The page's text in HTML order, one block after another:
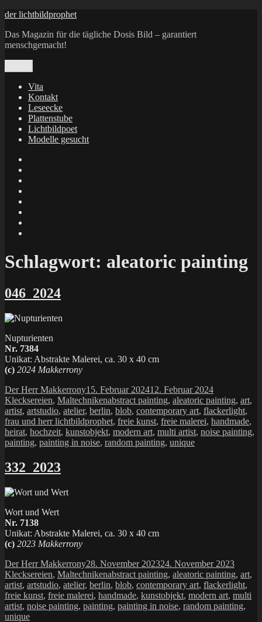
Zum
springen
der lichtbildprophet
Das Magazin für die tägliche Dosis Bild – garantiert
menschgemacht!
Vita
Kontakt
Leseecke
Plattenstube
Lichtbildpoet
Modelle gesucht
X
Schlagwort: aleatoric painting
046_2024
Nupturienten
Nr. 7384
Unikat: Abstrakte Malerei, ca. 30 x 40 cm
(c) 2024 Makkerrony
Autor
Der Herr MakkerronyVeröffentlicht
am
15. Februar 202412. Februar 2024Kategorien
Klecksereien, MaltechnikenSchlagwörter
abstract painting, aleatoric painting, art,
artist, artstudio, atelier, berlin, blob, contemporary art, flackerlight,
frau und herr lichtbildprophet, freie kunst, freie malerei, handmade,
heirat, hochzeit, kunstobjekt, modern art, multi artist, noise painting,
painting, painting in noise, random painting, unique
332_2023
Wort und Wert
Nr. 7138
Unikat: Abstrakte Malerei, ca. 30 x 40 cm
(c) 2023 Makkerrony
Autor
Der Herr MakkerronyVeröffentlicht
am
28. November 202324. November 2023
Klecksereien, MaltechnikenSchlagwörter
abstract painting, aleatoric painting, art,
artist, artstudio, atelier, berlin, blob, contemporary art, flackerlight,
freie kunst, freie malerei, handmade, kunstobjekt, modern art, multi
artist, noise painting, painting, painting in noise, random painting,
unique